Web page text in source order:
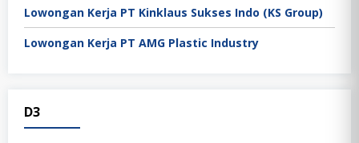
Lowongan Kerja PT Kinklaus Sukses Indo (KS Group)
Lowongan Kerja PT AMG Plastic Industry
D3